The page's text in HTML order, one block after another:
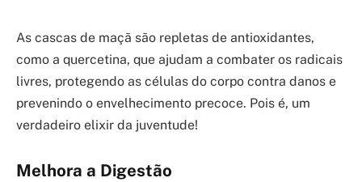
As cascas de maçã são repletas de antioxidantes,
como a quercetina, que ajudam a combater os radicais
livres, protegendo as células do corpo contra danos e
prevenindo o envelhecimento precoce. Pois é, um
verdadeiro elixir da juventude!
Melhora a Digestão